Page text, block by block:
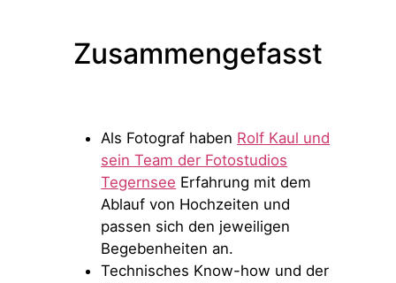
Zusammengefasst
Als Fotograf haben Rolf Kaul und
sein Team der Fotostudios
Tegernsee Erfahrung mit dem
Ablauf von Hochzeiten und
passen sich den jeweiligen
Begebenheiten an.
Technisches Know-how und der